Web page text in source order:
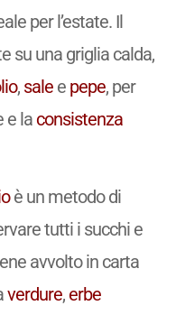
per l’estate. Il
su una griglia calda,
, salee pepe, per
e la consistenza
è un metodo di
tutti i succhi e
avvolto in carta
verdure, erbe